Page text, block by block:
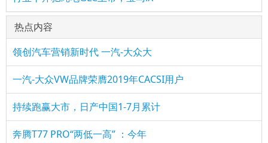
热点内容
领创汽车营销新时代 一汽-大众大
一汽-大众VW品牌荣膺2019年CACSI用户
持续跑赢大市，日产中国1-7月累计
奔腾T77 PRO“两低一高” ：今年